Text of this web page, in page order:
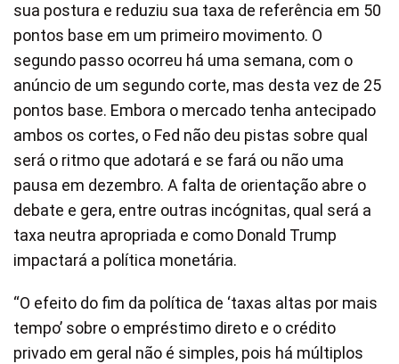
sua postura e reduziu sua taxa de referência em 50
pontos base em um primeiro movimento. O
segundo passo ocorreu há uma semana, com o
anúncio de um segundo corte, mas desta vez de 25
pontos base. Embora o mercado tenha antecipado
ambos os cortes, o Fed não deu pistas sobre qual
será o ritmo que adotará e se fará ou não uma
pausa em dezembro. A falta de orientação abre o
debate e gera, entre outras incógnitas, qual será a
taxa neutra apropriada e como Donald Trump
impactará a política monetária.
“O efeito do fim da política de ‘taxas altas por mais
tempo’ sobre o empréstimo direto e o crédito
privado em geral não é simples, pois há múltiplos